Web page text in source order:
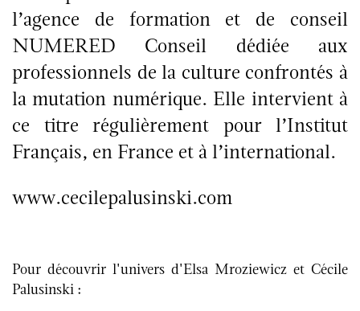
l’agence de formation et de conseil
NUMERED Conseil dédiée aux
professionnels de la culture confrontés à
la mutation numérique. Elle intervient à
ce titre régulièrement pour l’Institut
Français, en France et à l’international.
www.cecilepalusinski.com
Pour découvrir l'univers d'Elsa Mroziewicz et Cécile
Palusinski :